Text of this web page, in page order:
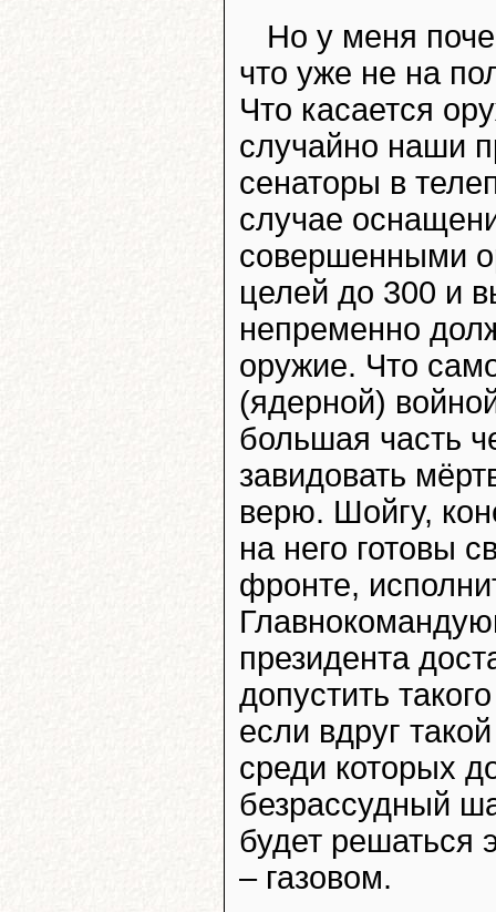
Но у меня
что уже не на
Что касается
случайно наши
сенаторы в
случае
совершенными
целей до 300 и
непременно
оружие. Что
(ядерной)
большая часть
завидовать
верю. Шойгу,
на него готовы
фронте,
президента
допустить
если вдруг
среди которых
безрассудный
будет решаться
– газовом.